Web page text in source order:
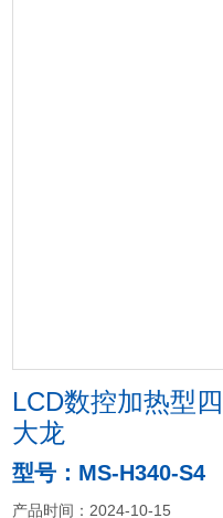
LCD数控加热型
大龙
型号：MS-H340-S4
产品时间：2024-10-15